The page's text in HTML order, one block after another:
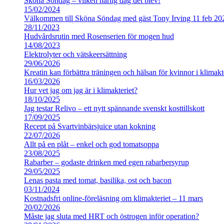
15/02/2024
Välkommen till Sköna Söndag med gäst Tony Irving 11 feb
28/11/2023
Hudvårdsrutin med Rosenserien för mogen hud
14/08/2023
Elektrolyter och vätskeersättning
29/06/2026
Kreatin kan förbättra träningen och hälsan för kvinnor i
16/03/2026
Hur vet jag om jag är i klimakteriet?
18/10/2025
Jag testar Relivo – ett nytt spännande svenskt kosttillskott
17/09/2025
Recept på Svartvinbärsjuice utan kokning
22/07/2026
Allt på en plåt – enkel och god tomatsoppa
23/08/2025
Rabarber – godaste drinken med egen rabarbersyrup
29/05/2025
Lenas pasta med tomat, basilika, ost och bacon
03/11/2024
Kostnadsfri online-föreläsning om klimakteriet – 11 mars
20/02/2026
Måste jag sluta med HRT och östrogen inför operation?